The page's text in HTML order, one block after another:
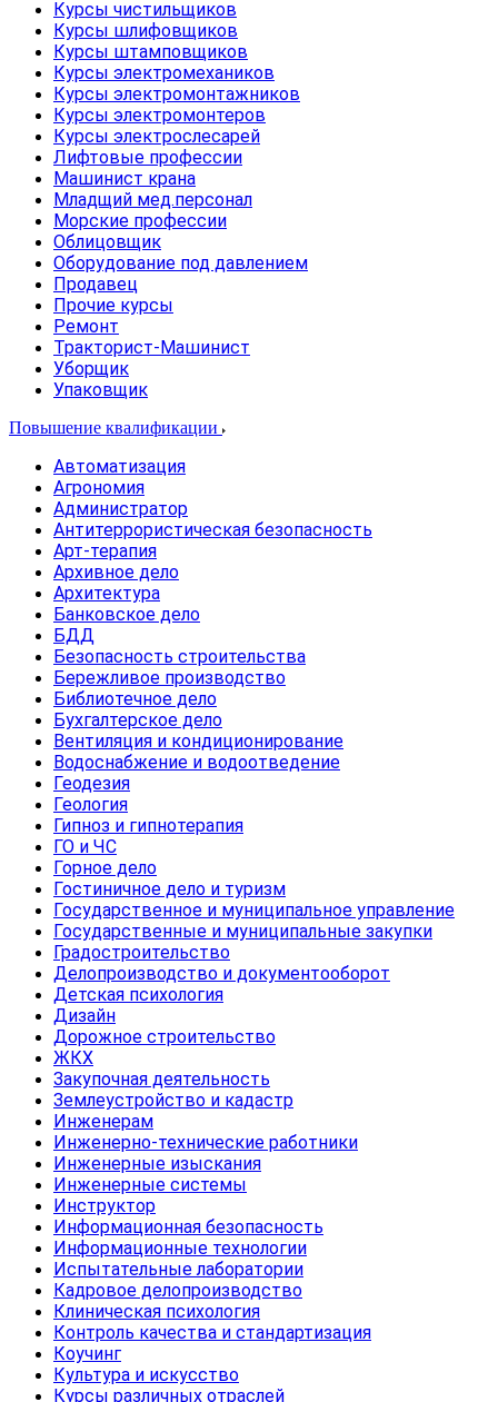
Курсы чистильщиков
Курсы шлифовщиков
Курсы штамповщиков
Курсы электромехаников
Курсы электромонтажников
Курсы электромонтеров
Курсы электрослесарей
Лифтовые профессии
Машинист крана
Младщий мед.персонал
Морские профессии
Облицовщик
Оборудование под давлением
Продавец
Прочие курсы
Ремонт
Тракторист-Машинист
Уборщик
Упаковщик
Повышение квалификации
Автоматизация
Агрономия
Администратор
Антитеррористическая безопасность
Арт-терапия
Архивное дело
Архитектура
Банковское дело
БДД
Безопасность строительства
Бережливое производство
Библиотечное дело
Бухгалтерское дело
Вентиляция и кондиционирование
Водоснабжение и водоотведение
Геодезия
Геология
Гипноз и гипнотерапия
ГО и ЧС
Горное дело
Гостиничное дело и туризм
Государственное и муниципальное управление
Государственные и муниципальные закупки
Градостроительство
Делопроизводство и документооборот
Детская психология
Дизайн
Дорожное строительство
ЖКХ
Закупочная деятельность
Землеустройство и кадастр
Инженерам
Инженерно-технические работники
Инженерные изыскания
Инженерные системы
Инструктор
Информационная безопасность
Информационные технологии
Испытательные лаборатории
Кадровое делопроизводство
Клиническая психология
Контроль качества и стандартизация
Коучинг
Культура и искусство
Курсы различных отраслей